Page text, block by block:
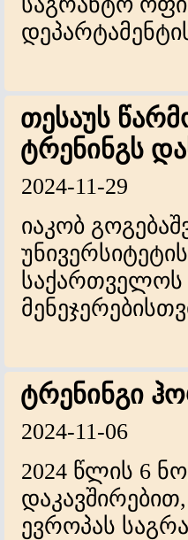
თესაუს
ტრენინგს
2024-11-29
იაკობ
საქართველოს
ტრენინგი
2024-11-06
2024 წლის 6
ევროპას